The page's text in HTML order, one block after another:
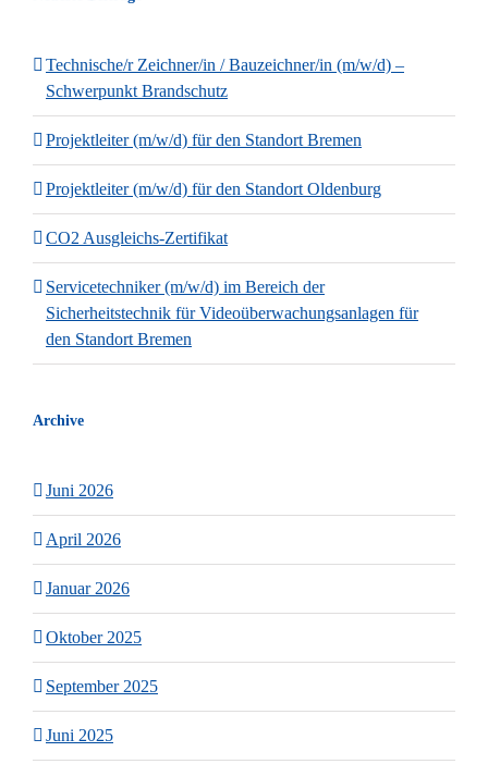
Technische/r Zeichner/in / Bauzeichner/in (m/w/d) –
Schwerpunkt Brandschutz
Projektleiter (m/w/d) für den Standort Bremen
Projektleiter (m/w/d) für den Standort Oldenburg
CO2 Ausgleichs-Zertifikat
Servicetechniker (m/w/d) im Bereich der
Sicherheitstechnik für Videoüberwachungsanlagen für
den Standort Bremen
Archive
Juni 2026
April 2026
Januar 2026
Oktober 2025
September 2025
Juni 2025